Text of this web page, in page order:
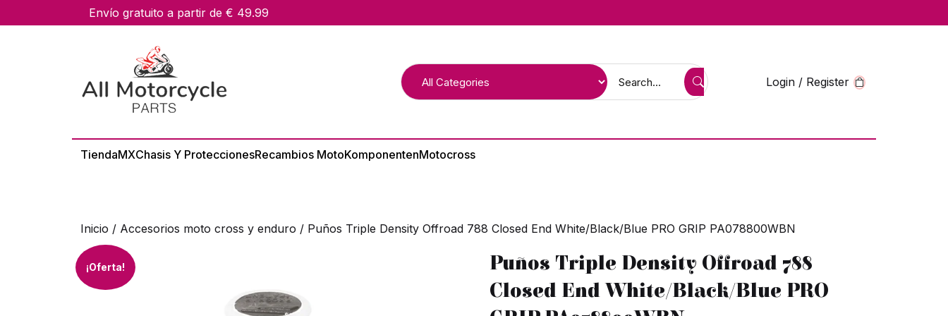
to
Envío gratuito a partir de € 49.99
Login / Register
TiendaMXChasis Y ProteccionesRecambios MotoKomponentenMotocross
Inicio / Accesorios moto cross y enduro / Puños Triple Density Offroad 788 Closed End White/Black/Blue PRO GRIP PA078800WBN
¡Oferta!
Puños Triple Density Offroad 788
Closed End White/Black/Blue PRO